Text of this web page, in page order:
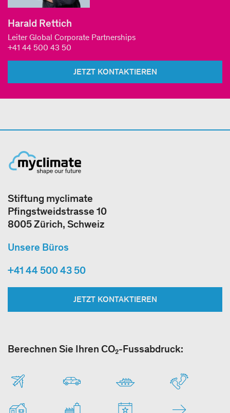
Harald Rettich
Leiter Global Corporate Partnerships
+41 44 500 43 50
JETZT KONTAKTIEREN
Stiftung myclimate
Pfingstweidstrasse 10
8005 Zürich, Schweiz
Unsere Büros
+41 44 500 43 50
JETZT KONTAKTIEREN
Berechnen Sie Ihren CO₂-Fussabdruck: